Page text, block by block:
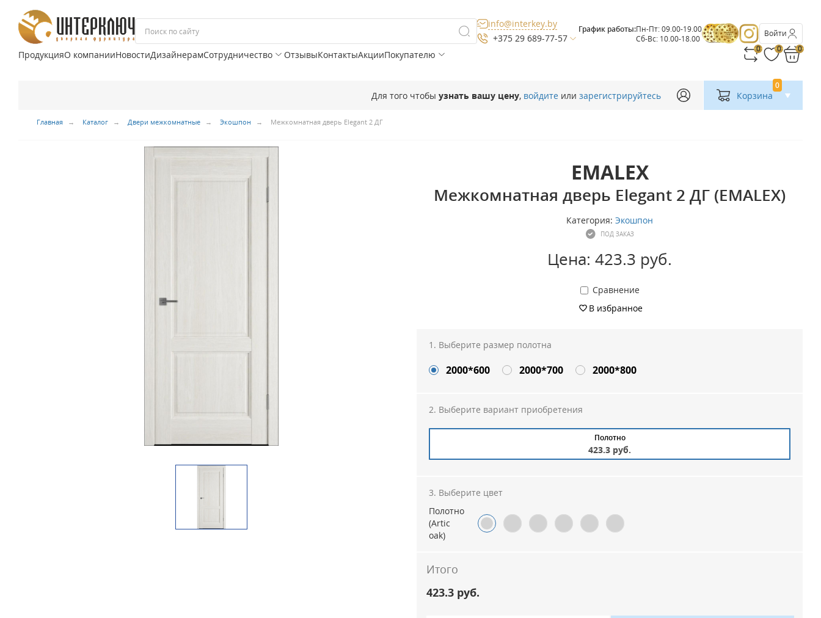
Войти
info@interkey.by
+375 29 689-77-57
График работы:Пн-Пт: 09.00-19.00
Сб-Вс: 10.00-18.00
ПродукцияО компанииНовостиДизайнерамСотрудничество ОтзывыКонтактыАкцииПокупателю 0 0 0
Для того чтобы узнать вашу цену, войдите или зарегистрируйтесь Корзина
0
Главная Каталог Двери межкомнатные Экошпон Межкомнатная дверь Elegant 2 ДГ
EMALEX
Межкомнатная дверь Elegant 2 ДГ (EMALEX)
Категория: Экошпон
ПОД ЗАКАЗ
Цена: 423.3 руб.
Сравнение
В избранное
Выберите размер полотна
2000*600 2000*700 2000*800
Выберите вариант приобретения
Полотно
423.3 руб.
Выберите цвет
Полотно
(Artic
oak)
Итого
423.3 руб.